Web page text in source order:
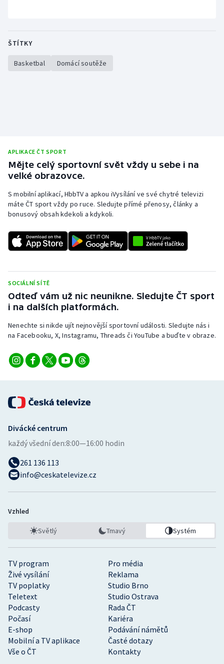
ŠTÍTKY
Basketbal Domácí soutěže
APLIKACE ČT SPORT
Mějte celý sportovní svět vždy u sebe i na
velké obrazovce.
S mobilní aplikací, HbbTV a apkou iVysílání ve své chytré televizi
máte ČT sport vždy po ruce. Sledujte přímé přenosy, články a
bonusový obsah kdekoli a kdykoli.
SOCIÁLNÍ SÍTĚ
Odteď vám už nic neunikne. Sledujte ČT sport
i na dalších platformách.
Nenechte si nikde ujít nejnovější sportovní události. Sledujte nás i
na Facebooku, X, Instagramu, Threads či YouTube a buďte v obraze.
TV program
Pro média
Živé vysílání
Reklama
TV poplatky
Studio Brno
Teletext
Studio Ostrava
Podcasty
Rada ČT
Počasí
Kariéra
E-shop
Podávání námětů
Mobilní a TV aplikace
Časté dotazy
Vše o ČT
Kontakty
Divácké centrum
každý všední den:8:00—16:00 hodin
261 136 113
info@ceskatelevize.cz
Vzhled
Světlý Tmavý Systém